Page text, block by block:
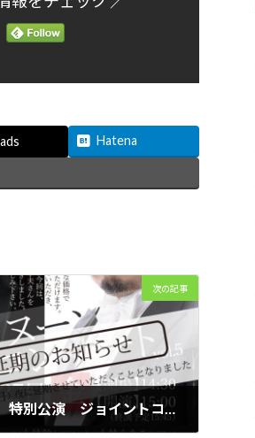
Hatena
次の記事
2020年8月2日 特別公演 ジョイントコンサート